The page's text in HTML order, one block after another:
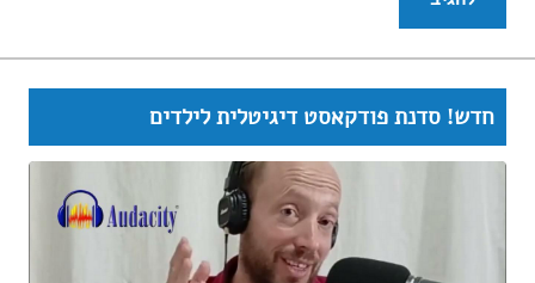
חדש! סדנת פודקאסט דיגיטלית לילדים